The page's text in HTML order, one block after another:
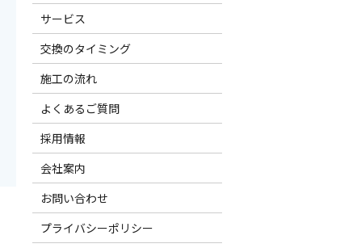
サービス
交換のタイミング
施工の流れ
よくあるご質問
採用情報
会社案内
お問い合わせ
プライバシーポリシー